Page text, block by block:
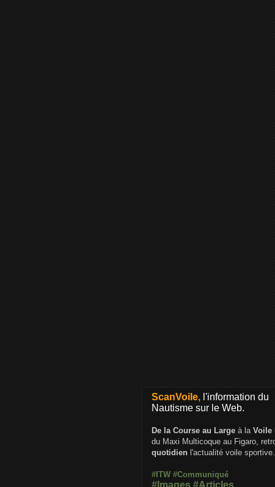
ScanVoile, l'information du
Nautisme sur le Web.
De la Course au Large à la Voile
du Maxi Multicoque au Figaro,
quotidien l'actualité voile sportive.
#ITW #Communiqué
#Images #Articles